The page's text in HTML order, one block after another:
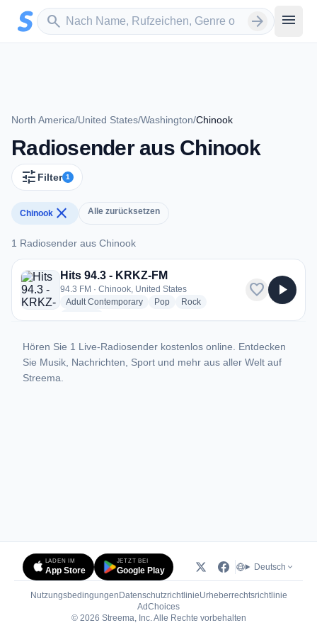
Zum Hauptinhalt springen
search
Sender suchen arrow_forward menu
North America/United States/Washington/Chinook
Radiosender aus Chinook
tune Filter 1
Chinook close Alle zurücksetzen
1 Radiosender aus Chinook
1 Radiosender aus Chinook
Hits 94.3 - KRKZ-FM
94.3 FM · Chinook, United States
Adult Contemporaryradio stations
Popradio stations
Rockradio stations
favorite play_arrow
Hören Sie 1 Live-Radiosender kostenlos online. Entdecken
Sie Musik, Nachrichten, Sport und mehr aus aller Welt auf
Streema.
LADEN IM
App Store
JETZT BEI
Google Play Deutsch
Nutzungsbedingungen DatenschutzrichtlinieUrheberrechtsrichtlinie
AdChoices(öffnet in neuem Tab)
© 2026 Streema, Inc. Alle Rechte vorbehalten